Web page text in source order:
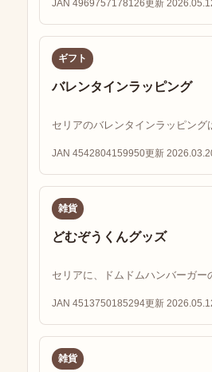
JAN 4969757178126更新
ギフト
バレンタインラッピング
セリアのバレンタインラッピング
JAN 4542804159950更新
雑貨
どむぞうくんグッズ
セリアに、ドムドムハンバーガー
JAN 4513750185294更新
雑貨